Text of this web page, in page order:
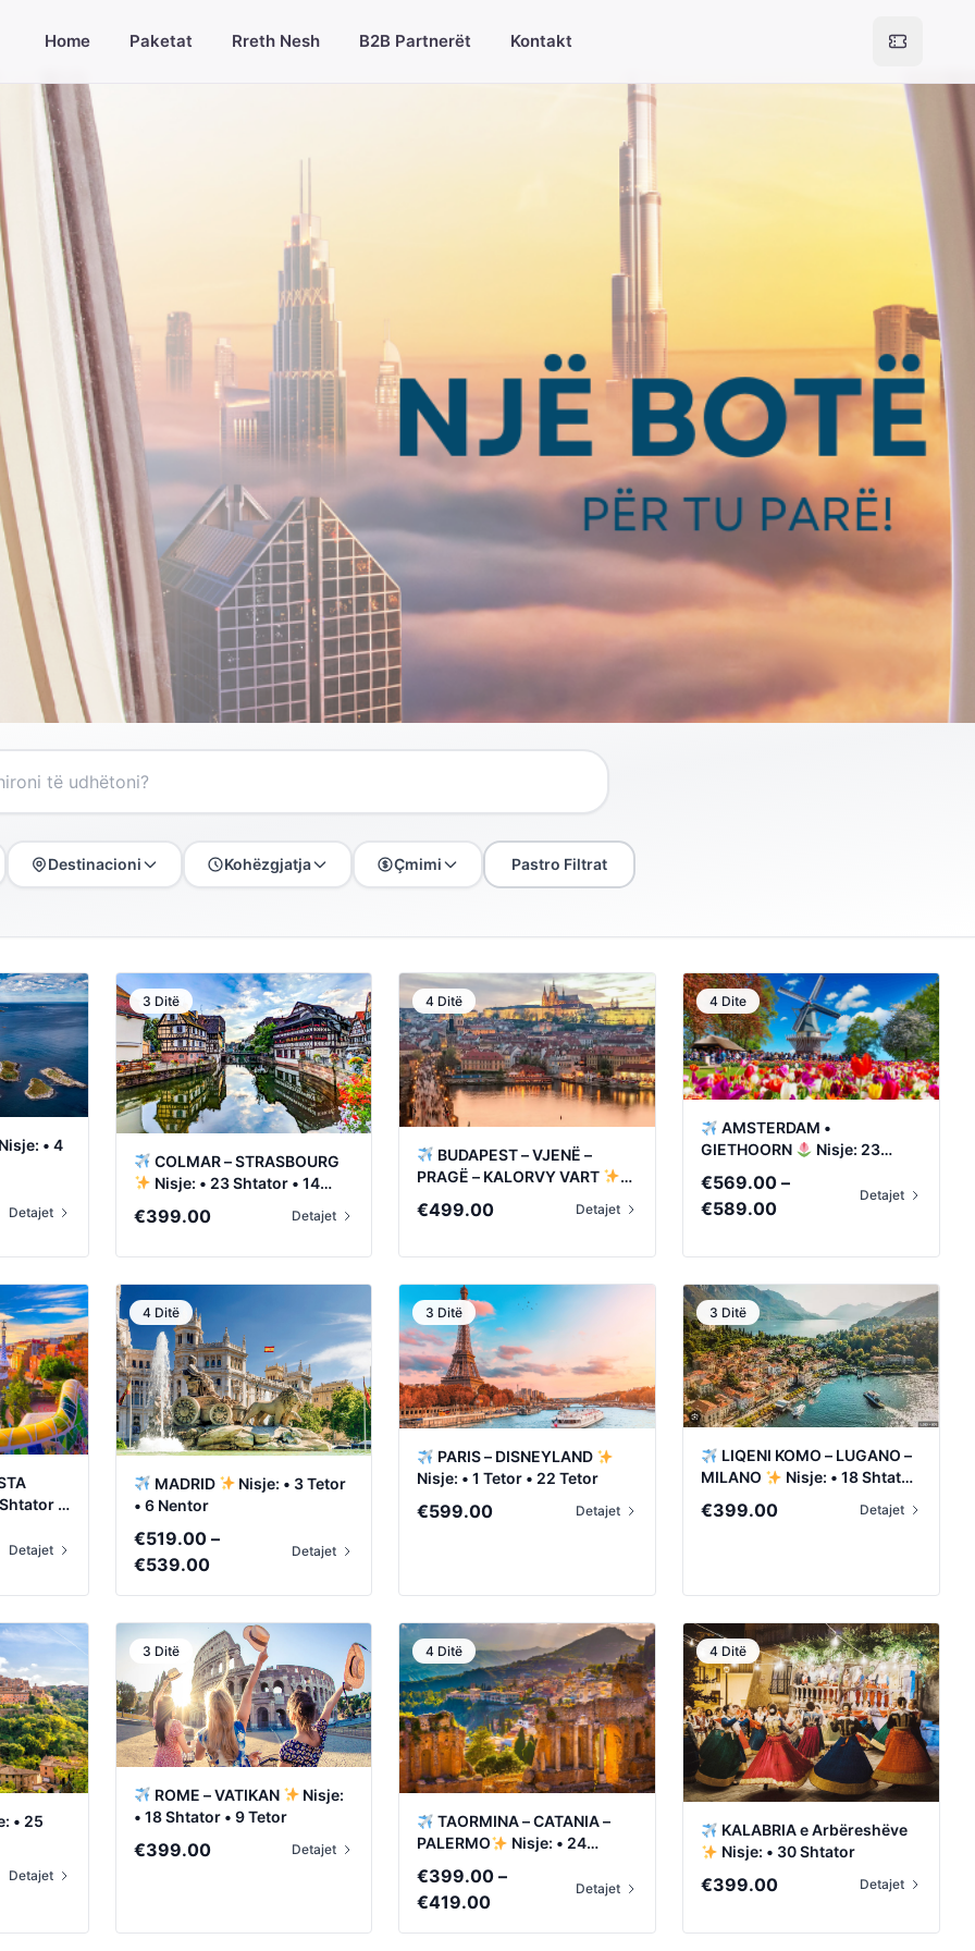
Home Paketat Rreth Nesh B2B Partnerët Kontakt
Destinacioni Kohëzgjatja Çmimi Pastro Filtrat
• 4
Detajet
3 Ditë
COLMAR – STRASBOURG
Nisje: • 23 Shtator • 14
€399.00 Detajet
4 Ditë
BUDAPEST – VJENË –
PRAGË – KALORVY VART
€499.00 Detajet
4 Dite
AMSTERDAM •
GIETHOORN
Nisje: 23
€569.00 –
€589.00Price
€569.00
through
€589.00
Detajet
•
Detajet
4 Ditë
MADRID
Nisje: • 3 Tetor
• 6 Nentor
€519.00 –
€539.00Price
through
€539.00
Detajet
3 Ditë
PARIS – DISNEYLAND
Nisje: • 1 Tetor • 22 Tetor
€599.00 Detajet
3 Ditë
LIQENI KOMO – LUGANO –
MILANO
Nisje: • 18 Shtator
€399.00 Detajet
• 25
Detajet
3 Ditë
ROME – VATIKAN
Nisje:
• 18 Shtator • 9 Tetor
€399.00 Detajet
4 Ditë
TAORMINA – CATANIA –
PALERMO
Nisje: • 24
€399.00 –
€419.00Price
range:
Detajet
4 Ditë
KALABRIA e Arbëreshëve
Nisje: • 30 Shtator
€399.00 Detajet